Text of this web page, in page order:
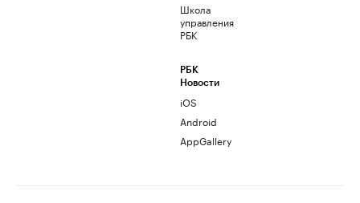
Школа
управления
РБК
РБК
Новости
iOS
Android
AppGallery